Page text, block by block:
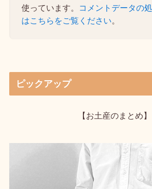
使っています。
コメントデータの
はこちらをご覧ください。
ピックアップ
【お土産のまとめ】